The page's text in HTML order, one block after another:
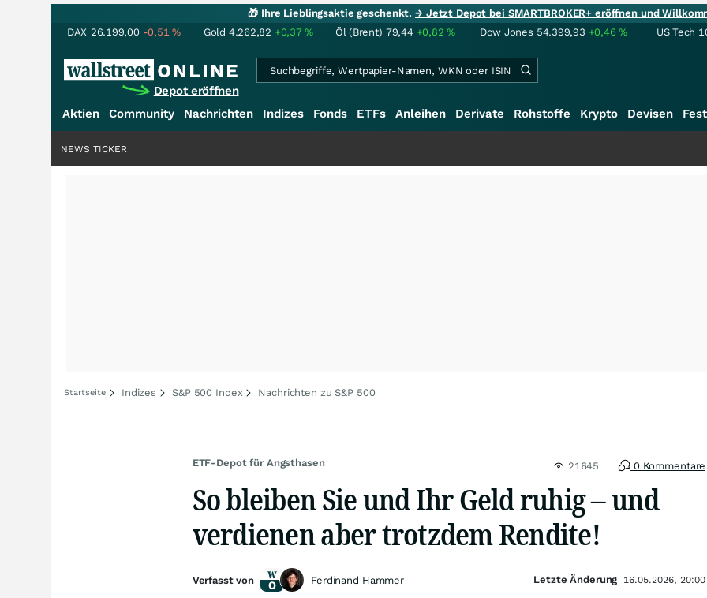
🎁 Ihre Lieblingsaktie geschenkt.→ Jetzt Depot bei SMARTBROKER+ eröffnen und
DAX 26.199,00 -0,51% Gold 4.262,82 +0,37% Öl (Brent) 79,44 +0,82% Dow Jones 54.399,93 +0,46% US Tech
Depot eröffnen
Aktien Community Nachrichten Indizes Fonds ETFs Anleihen Derivate Rohstoffe Krypto Devisen
NEWS TICKER
Startseite Indizes S&P 500 Index Nachrichten zu S&P 500
ETF-Depot für Angsthasen 21645 0 Kommentare
So bleiben Sie und Ihr Geld ruhig – und
verdienen aber trotzdem Rendite!
Verfasst von Ferdinand Hammer Letzte Änderung 16.05.2026, 20:00